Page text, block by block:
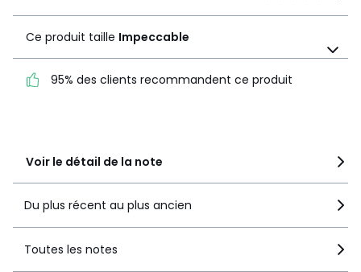
Matière
4,8
Ce produit taille
Impeccable
Voir le détail de la note
Ce produit taille Impeccable
95% des clients recommandent ce produit
Du plus récent au plus ancien
Toutes les notes